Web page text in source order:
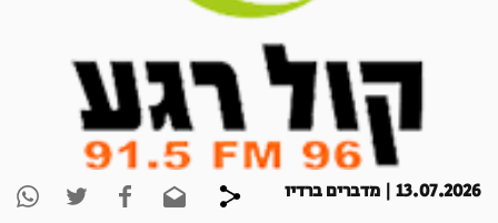
13.07.2026 | מדברים ברדיו